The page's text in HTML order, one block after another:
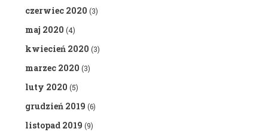
czerwiec 2020 (3)
maj 2020 (4)
kwiecień 2020 (3)
marzec 2020 (3)
luty 2020 (5)
grudzień 2019 (6)
listopad 2019 (9)